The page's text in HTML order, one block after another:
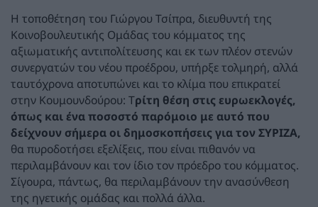
Η τοποθέτηση του Γιώργου Τσίπρα, διευθυντή της
Κοινοβουλευτικής Ομάδας του κόμματος της
αξιωματικής αντιπολίτευσης και εκ των πλέον στενών
συνεργατών του νέου προέδρου, υπήρξε τολμηρή, αλλά
ταυτόχρονα αποτυπώνει και το κλίμα που επικρατεί
στην Κουμουνδούρου: Τρίτη θέση στις ευρωεκλογές,
όπως και ένα ποσοστό παρόμοιο με αυτό που
δείχνουν σήμερα οι δημοσκοπήσεις για τον ΣΥΡΙΖΑ,
θα πυροδοτήσει εξελίξεις, που είναι πιθανόν να
περιλαμβάνουν και τον ίδιο τον πρόεδρο του κόμματος.
Σίγουρα, πάντως, θα περιλαμβάνουν την ανασύνθεση
της ηγετικής ομάδας και πολλά άλλα.